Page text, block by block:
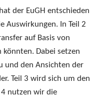
der EuGH entschieden
Auswirkungen. In Teil 2
auf Basis von
könnten. Dabei setzen
und den Ansichten der
Teil 3 wird sich um den
4 nutzen wir die